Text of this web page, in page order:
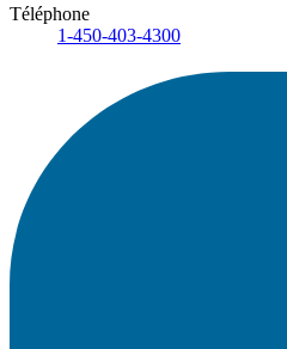
Téléphone
1-450-403-4300